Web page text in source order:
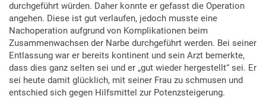
durchgeführt würden. Daher konnte er gefasst die Operation
angehen. Diese ist gut verlaufen, jedoch musste eine
Nachoperation aufgrund von Komplikationen beim
Zusammenwachsen der Narbe durchgeführt werden. Bei seiner
Entlassung war er bereits kontinent und sein Arzt bemerkte,
dass dies ganz selten sei und er „gut wieder hergestellt“ sei. Er
sei heute damit glücklich, mit seiner Frau zu schmusen und
entschied sich gegen Hilfsmittel zur Potenzsteigerung.